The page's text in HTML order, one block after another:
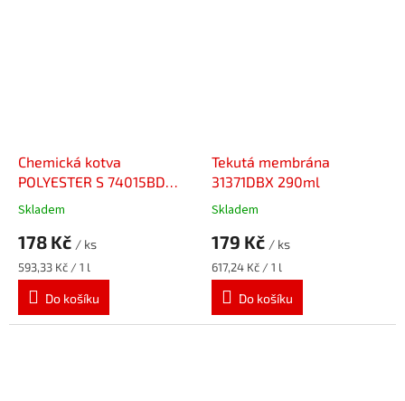
Chemická kotva
POLYESTER S 74015BD
300ml
Skladem
178 Kč / ks
Měrná
cena:
593,33 Kč / 1 l
Do košíku
Tekutá membrána
31371DBX 290ml
Skladem
179 Kč / ks
Měrná
cena:
617,24 Kč / 1 l
Do košíku